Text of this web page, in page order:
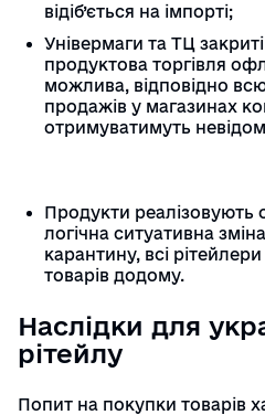
відіб’ється на імпорті;
Універмаги та ТЦ
продуктова торгівля
можлива, відповідно всю
продажів у магазинах
отримуватимуть
Продукти реалізовують
логічна ситуативна
карантину, всі
товарів додому.
Наслідки для
рітейлу
Попит на покупки товарів